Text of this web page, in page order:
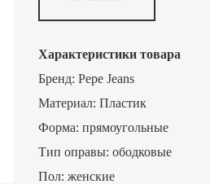
Характеристики товара
Бренд: Pepe Jeans
Материал: Пластик
Форма: прямоугольные
Тип оправы: ободковые
Пол: женские